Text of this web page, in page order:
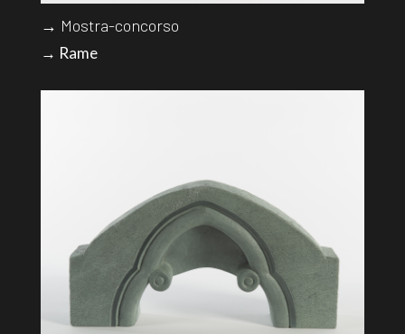
→ Mostra-concorso
→ Rame